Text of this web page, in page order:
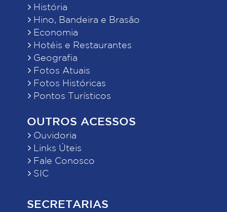
História
Hino, Bandeira e Brasão
Economia
Hotéis e Restaurantes
Geografia
Fotos Atuais
Fotos Históricas
Pontos Turísticos
OUTROS ACESSOS
Ouvidoria
Links Úteis
Fale Conosco
SIC
SECRETARIAS